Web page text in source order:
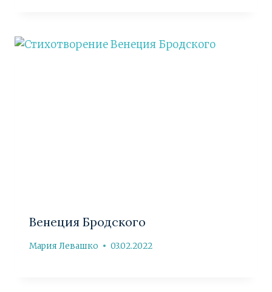
Венеция Бродского
Мария Левашко 03.02.2022